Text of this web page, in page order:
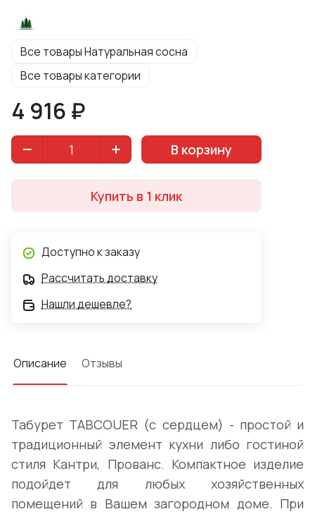
массив сосны. Защитная отделка воском
Дополнительный комфорт и надежность конструкции
обеспечат низкие проноги. Жесткое сиденье
сердца. Цвет модели: "Натуральная сосна".
Все товары Натуральная сосна
Все товары категории
4 916 ₽
В корзину
Купить в 1 клик
Доступно к заказу
Рассчитать доставку
Нашли дешевле?
Описание Отзывы
Табурет TABCOUER (с сердцем) - простой и
традиционный элемент кухни либо гостиной
стиля Кантри, Прованс. Компактное изделие
подойдет для любых хозяйственных
помещений в Вашем загородном доме. При